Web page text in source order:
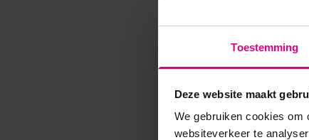
Toestemming
Deze website maakt
We gebruiken cookies om
websiteverkeer te